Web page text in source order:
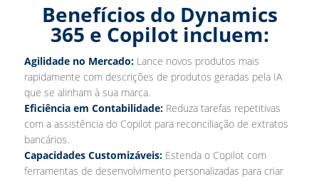
Benefícios do Dynamics
365 e Copilot incluem:
Agilidade no Mercado: Lance novos produtos mais
rapidamente com descrições de produtos geradas pela IA
que se alinham à sua marca.
Eficiência em Contabilidade: Reduza tarefas repetitivas
com a assistência do Copilot para reconciliação de extratos
bancários.
Capacidades Customizáveis: Estenda o Copilot com
ferramentas de desenvolvimento personalizadas para criar